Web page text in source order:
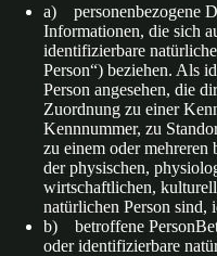
a) personenbezogene
Informationen, die sich
identifizierbare
Person“) beziehen. Als
Person angesehen, die
Zuordnung zu einer
Kennnummer, zu
zu einem oder
der physischen,
wirtschaftlichen,
natürlichen Person sind,
b) betroffene
oder identifizierbare